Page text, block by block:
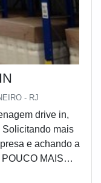
- RJ
drive in,
Solicitando mais
e achando a
MAIS